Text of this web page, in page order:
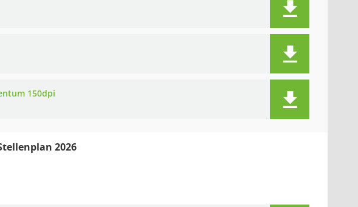
150dpi
2026